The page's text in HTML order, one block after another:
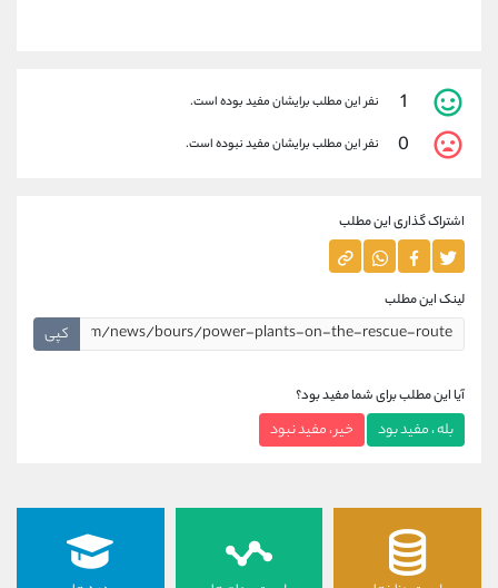
1 نفر این مطلب برایشان مفید بوده است.
0 نفر این مطلب برایشان مفید نبوده است.
اشتراک گذاری این مطلب
لینک این مطلب
کپی
آیا این مطلب برای شما مفید بود؟
بله ، مفید بود خیر ، مفید نبود